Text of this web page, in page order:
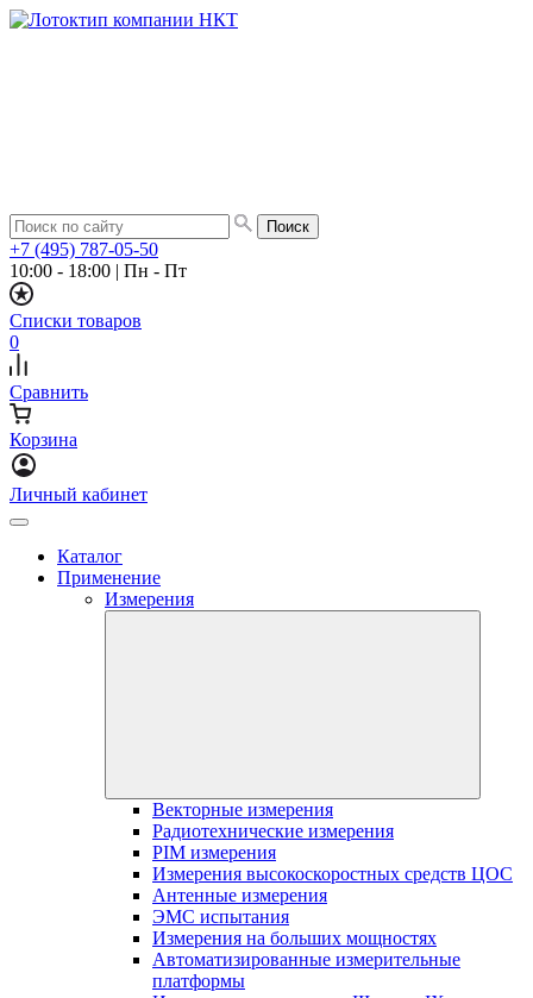
+7 (495) 787-05-50
10:00 - 18:00 | Пн - Пт
Списки товаров
0
Сравнить
Корзина
Личный кабинет
Каталог
Применение
Измерения
Векторные измерения
Радиотехнические измерения
PIM измерения
Измерения высокоскоростных средств ЦОС
Антенные измерения
ЭМС испытания
Измерения на больших мощностях
Автоматизированные измерительные
платформы